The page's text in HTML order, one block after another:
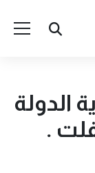
الدولة
.